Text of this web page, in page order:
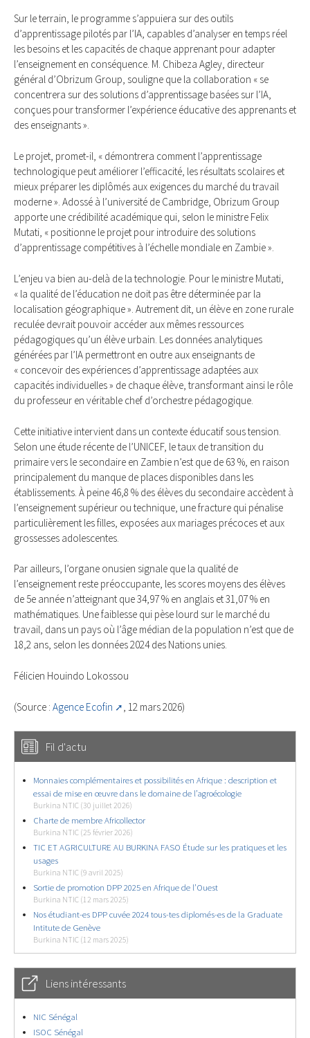
Sur le terrain, le programme s’appuiera sur des outils
d’apprentissage pilotés par l’IA, capables d’analyser en temps réel
les besoins et les capacités de chaque apprenant pour adapter
l’enseignement en conséquence. M. Chibeza Agley, directeur
général d’Obrizum Group, souligne que la collaboration « se
concentrera sur des solutions d’apprentissage basées sur l’IA,
conçues pour transformer l’expérience éducative des apprenants et
des enseignants ».
Le projet, promet-il, « démontrera comment l’apprentissage
technologique peut améliorer l’efficacité, les résultats scolaires et
mieux préparer les diplômés aux exigences du marché du travail
moderne ». Adossé à l’université de Cambridge, Obrizum Group
apporte une crédibilité académique qui, selon le ministre Felix
Mutati, « positionne le projet pour introduire des solutions
d’apprentissage compétitives à l’échelle mondiale en Zambie ».
L’enjeu va bien au-delà de la technologie. Pour le ministre Mutati,
« la qualité de l’éducation ne doit pas être déterminée par la
localisation géographique ». Autrement dit, un élève en zone rurale
reculée devrait pouvoir accéder aux mêmes ressources
pédagogiques qu’un élève urbain. Les données analytiques
générées par l’IA permettront en outre aux enseignants de
« concevoir des expériences d’apprentissage adaptées aux
capacités individuelles » de chaque élève, transformant ainsi le rôle
du professeur en véritable chef d’orchestre pédagogique.
Cette initiative intervient dans un contexte éducatif sous tension.
Selon une étude récente de l’UNICEF, le taux de transition du
primaire vers le secondaire en Zambie n’est que de 63 %, en raison
principalement du manque de places disponibles dans les
établissements. À peine 46,8 % des élèves du secondaire accèdent à
l’enseignement supérieur ou technique, une fracture qui pénalise
particulièrement les filles, exposées aux mariages précoces et aux
grossesses adolescentes.
Par ailleurs, l’organe onusien signale que la qualité de
l’enseignement reste préoccupante, les scores moyens des élèves
de 5e année n’atteignant que 34,97 % en anglais et 31,07 % en
mathématiques. Une faiblesse qui pèse lourd sur le marché du
travail, dans un pays où l’âge médian de la population n’est que de
18,2 ans, selon les données 2024 des Nations unies.
Félicien Houindo Lokossou
(Source : Agence Ecofin , 12 mars 2026)
Fil d'actu
Monnaies complémentaires et possibilités en Afrique : description et
essai de mise en œuvre dans le domaine de l’agroécologie
Burkina NTIC (30 juillet 2026)
Charte de membre Africollector
Burkina NTIC (25 février 2026)
TIC ET AGRICULTURE AU BURKINA FASO Étude sur les pratiques et les
usages
Burkina NTIC (9 avril 2025)
Sortie de promotion DPP 2025 en Afrique de l’Ouest
Burkina NTIC (12 mars 2025)
Nos étudiant-es DPP cuvée 2024 tous-tes diplomés-es de la Graduate
Intitute de Genève
Burkina NTIC (12 mars 2025)
Liens intéressants
NIC Sénégal
ISOC Sénégal